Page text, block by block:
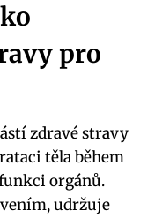
pro
zdravé stravy
těla během
orgánů.
udržuje